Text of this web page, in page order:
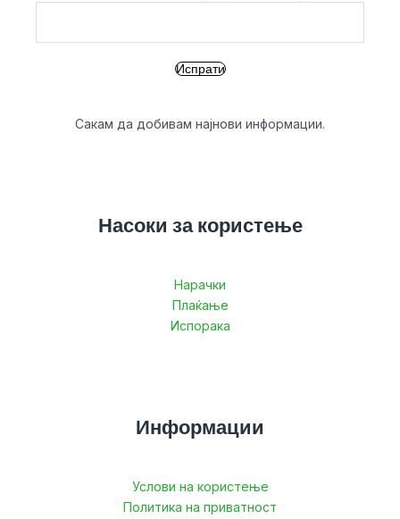
Сакам да добивам најнови информации.
Насоки за користење
Нарачки
Плаќање
Испорака
Информации
Услови на користење
Политика на приватност